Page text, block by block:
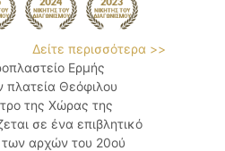
Δείτε περισσότερα >>
Ερμής
πλατεία Θεόφιλου
της Χώρας της
σε ένα επιβλητικό
των αρχών του 20ού